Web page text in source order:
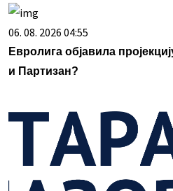
06. 08. 2026 04:55
Евролига објавила
и Партизан?